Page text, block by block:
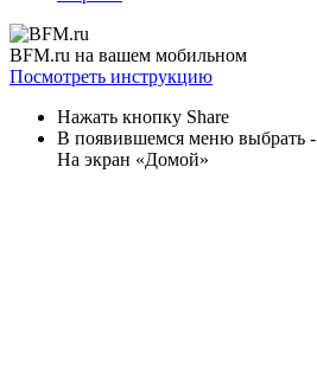
BFM.ru на вашем мобильном
Посмотреть инструкцию
Нажать кнопку Share
В появившемся меню выбрать -
На экран «Домой»